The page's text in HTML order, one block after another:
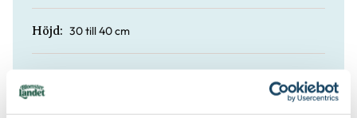
Höjd: 30 till 40 cm